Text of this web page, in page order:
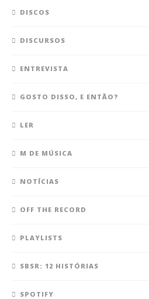
DISCOS
DISCURSOS
ENTREVISTA
GOSTO DISSO, E ENTÃO?
LER
M DE MÚSICA
NOTÍCIAS
OFF THE RECORD
PLAYLISTS
SBSR: 12 HISTÓRIAS
SPOTIFY